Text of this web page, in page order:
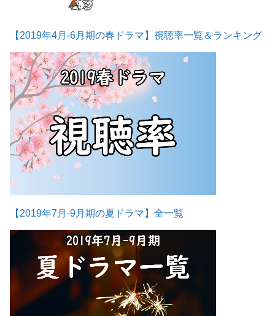
【2019年4月-6月期の春ドラマ】視聴率一覧＆ランキング
【2019年7月-9月期の夏ドラマ】全一覧